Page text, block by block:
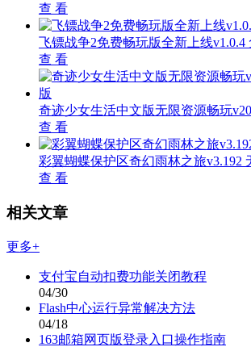
查 看
飞镖战争2免费畅玩版全新上线v1.0.4
查 看
奇迹少女生活中文版无限资源畅玩
查 看
彩翼蝴蝶保护区奇幻雨林之旅v3.192
查 看
相关文章
更多+
支付宝自动扣费功能关闭教程
04/30
Flash中心运行异常解决方法
04/18
163邮箱网页版登录入口操作指南